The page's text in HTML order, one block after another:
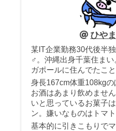
ひや
某IT企業勤務30代後半
♂。沖縄出身千葉住ま
ガポールに住んでたこ
身長167cm体重108kgの
お酒はあまり飲めませ
いと思っているお菓子
ン。嫌いなものはトマト
基本的に引きこもりで